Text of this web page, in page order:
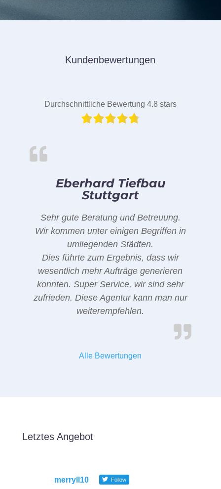
Kundenbewertungen
Durchschnittliche Bewertung 4.8 stars
Eberhard Tiefbau
Stuttgart
Sehr gute Beratung und Betreuung.
Wir kommen unter einigen Begriffen in
umliegenden Städten.
Dies führte zum Ergebnis, dass wir
wesentlich mehr Aufträge generieren
konnten. Super Service, wir sind sehr
zufrieden. Diese Agentur kann man nur
weiterempfehlen.
Alle Bewertungen
Letztes Angebot
merryll10 Follow